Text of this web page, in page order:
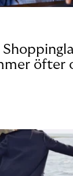
öfter